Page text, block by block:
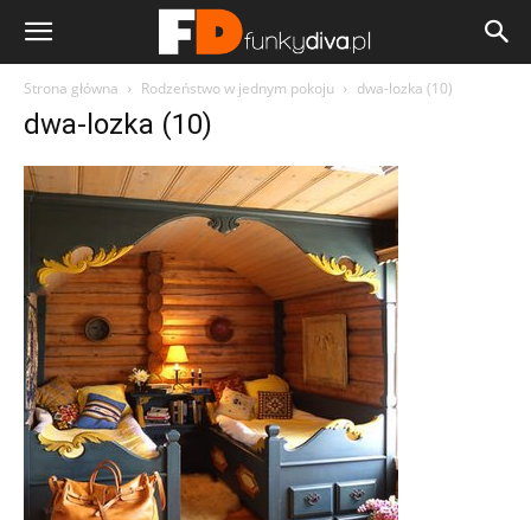
Strona główna Rodzeństwo w jednym pokoju dwa-lozka (10)
dwa-lozka (10)